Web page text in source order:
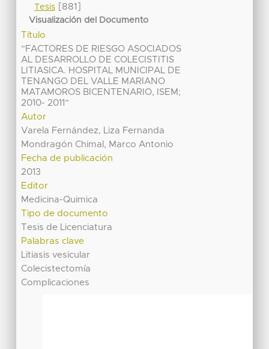
Tesis[881]
Visualización del Documento
Título
“FACTORES DE RIESGO ASOCIADOS
AL DESARROLLO DE COLECISTITIS
LITIASICA. HOSPITAL MUNICIPAL DE
TENANGO DEL VALLE MARIANO
MATAMOROS BICENTENARIO, ISEM;
2010- 2011”
Autor
Varela Fernández, Liza Fernanda
Mondragón Chimal, Marco Antonio
Fecha de publicación
2013
Editor
Medicina-Quimica
Tipo de documento
Tesis de Licenciatura
Palabras clave
Litiasis vesicular
Colecistectomía
Complicaciones